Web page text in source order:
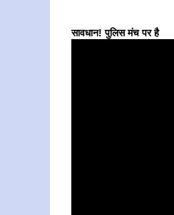
सावधान! पुलिस मंच पर है